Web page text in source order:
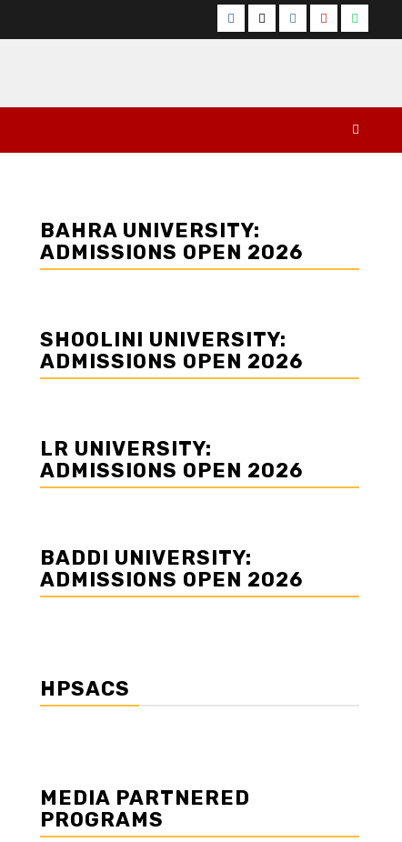
Facebook
TwitterInstagram
YouTube
BAHRA UNIVERSITY:
ADMISSIONS OPEN 2026
SHOOLINI UNIVERSITY:
ADMISSIONS OPEN 2026
LR UNIVERSITY:
ADMISSIONS OPEN 2026
BADDI UNIVERSITY:
ADMISSIONS OPEN 2026
HPSACS
MEDIA PARTNERED
PROGRAMS